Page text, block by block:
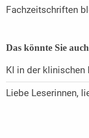
Fachzeitschriften
Das könnte Sie
KI in der klinischen
Liebe Leserinnen,